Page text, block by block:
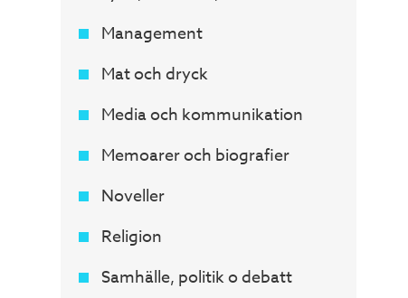
Management
Mat och dryck
Media och kommunikation
Memoarer och biografier
Noveller
Religion
Samhälle, politik o debatt